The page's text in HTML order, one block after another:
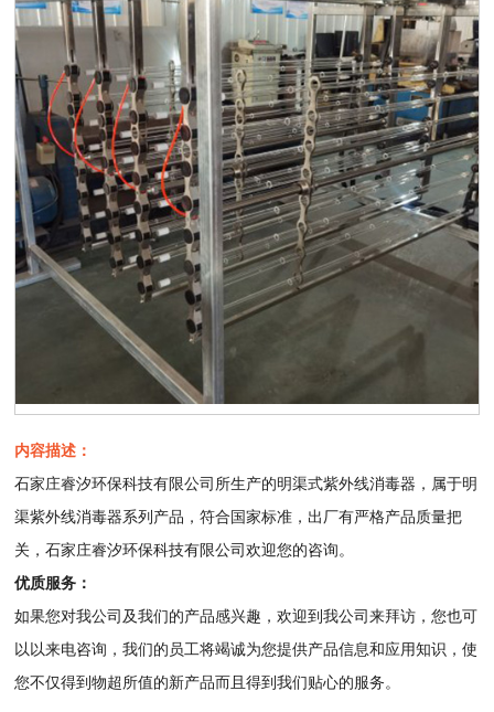
内容描述：
石家庄睿汐环保科技有限公司所生产的明渠式紫外线消毒器，属于明
渠紫外线消毒器系列产品，符合国家标准，出厂有严格产品质量把
关，石家庄睿汐环保科技有限公司欢迎您的咨询。
优质服务：
如果您对我公司及我们的产品感兴趣，欢迎到我公司来拜访，您也可
以以来电咨询，我们的员工将竭诚为您提供产品信息和应用知识，使
您不仅得到物超所值的新产品而且得到我们贴心的服务。